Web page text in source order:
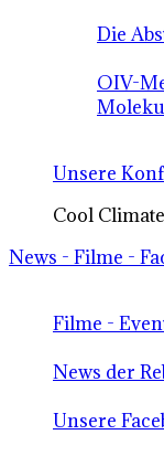
Die
OIV-
Unsere
Cool
News - Filme -
Filme -
News der
Unsere